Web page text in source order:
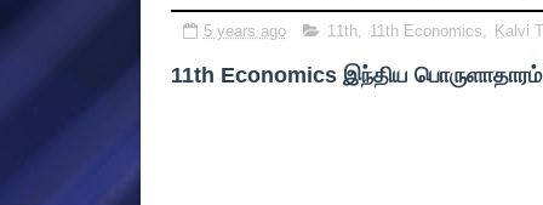
5 years ago 11th, 11th Economics, Kalvi
11th Economics இந்திய